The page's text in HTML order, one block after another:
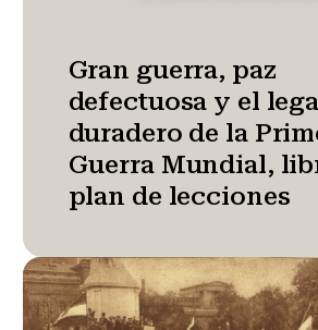
Gran guerra, paz
defectuosa y el
duradero de la
Guerra Mundial,
plan de lecciones